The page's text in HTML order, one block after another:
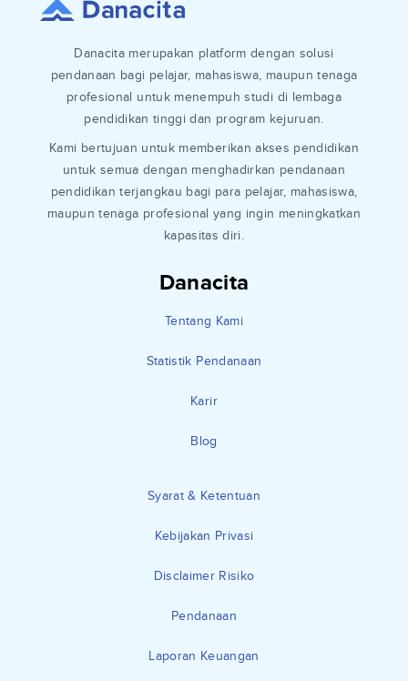
Danacita
Tentang Kami
Statistik Pendanaan
Karir
Blog
Syarat & Ketentuan
Kebijakan Privasi
Disclaimer Risiko
Pendanaan
Laporan Keuangan
Danacita merupakan platform dengan solusi
pendanaan bagi pelajar, mahasiswa, maupun tenaga
profesional untuk menempuh studi di lembaga
pendidikan tinggi dan program kejuruan.
Kami bertujuan untuk memberikan akses pendidikan
untuk semua dengan menghadirkan pendanaan
pendidikan terjangkau bagi para pelajar, mahasiswa,
maupun tenaga profesional yang ingin meningkatkan
kapasitas diri.